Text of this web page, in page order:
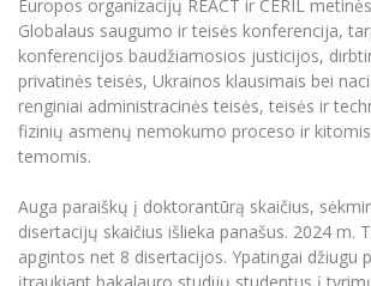
Europos organizacijų REACT ir CERIL
Globalaus saugumo ir teisės konferencija,
konferencijos baudžiamosios justicijos,
privatinės teisės, Ukrainos klausimais bei
renginiai administracinės teisės, teisės ir
fizinių asmenų nemokumo proceso ir
temomis.
Auga paraiškų į doktorantūrą skaičius,
disertacijų skaičius išlieka panašus. 2024 m.
apgintos net 8 disertacijos. Ypatingai džiugu